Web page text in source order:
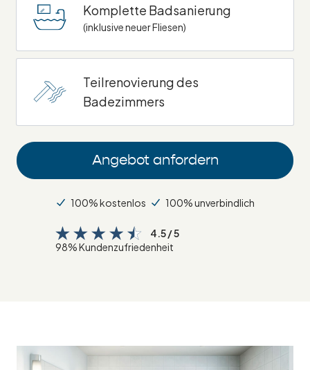
Komplette Badsanierung
(inklusive neuer Fliesen)
Teilrenovierung des
Badezimmers
Angebot anfordern
100% kostenlos 100% unverbindlich
4.5 / 5
98% Kundenzufriedenheit